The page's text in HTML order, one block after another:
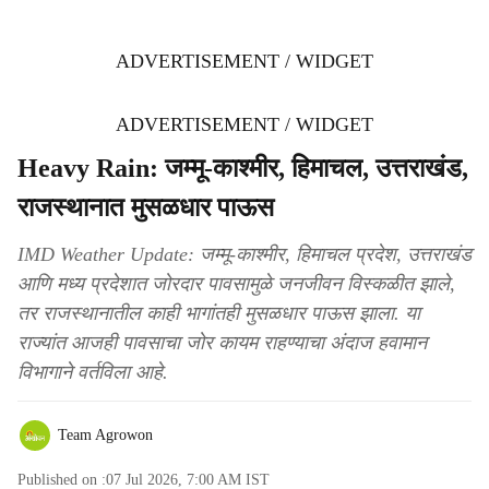
ADVERTISEMENT / WIDGET
ADVERTISEMENT / WIDGET
Heavy Rain: जम्मू-काश्मीर, हिमाचल, उत्तराखंड,
राजस्थानात मुसळधार पाऊस
IMD Weather Update: जम्मू-काश्मीर, हिमाचल प्रदेश, उत्तराखंड
आणि मध्य प्रदेशात जोरदार पावसामुळे जनजीवन विस्कळीत झाले,
तर राजस्थानातील काही भागांतही मुसळधार पाऊस झाला. या
राज्यांत आजही पावसाचा जोर कायम राहण्याचा अंदाज हवामान
विभागाने वर्तविला आहे.
Team Agrowon
Published on :07 Jul 2026, 7:00 AM IST